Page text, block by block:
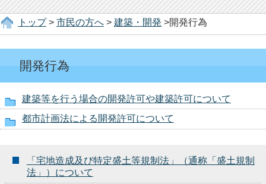
トップ> 市民の方へ > 建築・開発 >開発行為
開発行為
建築等を行う場合の開発許可や建築許可について
都市計画法による開発許可について
「宅地造成及び特定盛土等規制法」（通称「盛土規制
法」）について